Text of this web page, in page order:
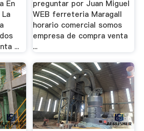
En
...
preguntar por Juan Miguel
WEB ferreteria Maragall
horario comercial somos
empresa de compra venta
...